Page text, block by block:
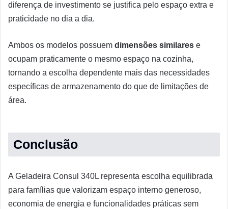
diferença de investimento se justifica pelo espaço extra e
praticidade no dia a dia.
Ambos os modelos possuem dimensões similares e
ocupam praticamente o mesmo espaço na cozinha,
tornando a escolha dependente mais das necessidades
específicas de armazenamento do que de limitações de
área.
Conclusão
A Geladeira Consul 340L representa escolha equilibrada
para famílias que valorizam espaço interno generoso,
economia de energia e funcionalidades práticas sem